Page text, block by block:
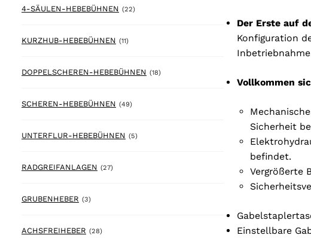
4-SÄULEN-HEBEBÜHNEN (22)22 products
KURZHUB-HEBEBÜHNEN (11)11 products
DOPPELSCHEREN-HEBEBÜHNEN (18)18 products
SCHEREN-HEBEBÜHNEN (49)49 products
UNTERFLUR-HEBEBÜHNEN (5)5 products
RADGREIFANLAGEN (27)27 products
GRUBENHEBER (3)3 products
ACHSFREIHEBER (28)28 products
Der Erste auf
Konfiguration
Vollkommen
Sicherheit
befindet.
Vergrößerte
Einstellbare